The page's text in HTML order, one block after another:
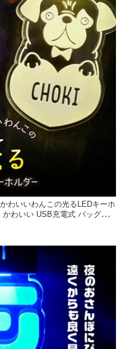
わいいわんこの光るLEDキーホ
わいい USB充電式 バッグチ
防犯》